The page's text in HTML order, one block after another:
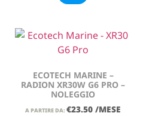
ECOTECH MARINE –
RADION XR30W G6 PRO –
NOLEGGIO
A PARTIRE DA: €23.50 /MESE